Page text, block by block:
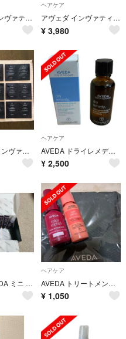
アヴェダ インヴァティ アドバンスヘアデンスフォーム
ヘアケア
アヴェダ インヴァティ アドバンス インテンシブ ヘア＆スカルプ マスク 新品[
¥ 3,980
《AVEDA》 インヴァティ ウルトラ アドバンス 14点
ヘアケア
AVEDA ドライレメディー シリーズ デイリー モイスチュア オイル
¥ 2,500
アヴェダ AVEDA ミニ パドル ブラシ+スムージング フルイド セット
ヘアケア
AVEDA トリートメント、ポーチセット
¥ 1,050